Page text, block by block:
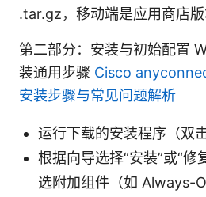
.tar.gz，移动端是应用商店版
第二部分：安装与初始配置
装通用步骤 Cisco
安装步骤与常见问题解析
运行下载的安装程序（双
根据向导选择“安装”或“修
选附加组件（如 Always-